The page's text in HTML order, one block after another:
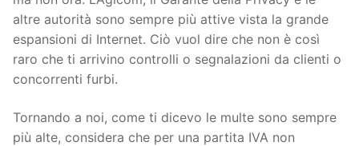
altre autorità sono sempre più attive vista la grande
espansioni di Internet. Ciò vuol dire che non è così
raro che ti arrivino controlli o segnalazioni da clienti o
concorrenti furbi.
Tornando a noi, come ti dicevo le multe sono sempre
più alte, considera che per una partita IVA non